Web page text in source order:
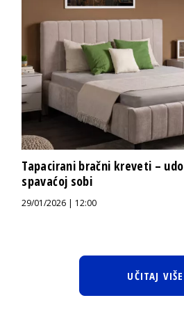
Tapacirani bračni kreveti –
spavaćoj sobi
29/01/2026 | 12:00
UČITAJ VIŠE